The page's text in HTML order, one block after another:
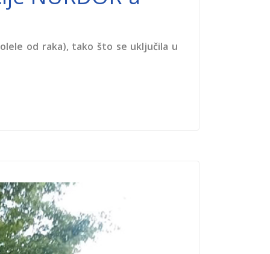
od raka), tako što se uključila u